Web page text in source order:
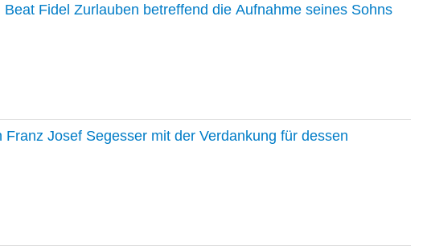
Fidel Zurlauben betreffend die Aufnahme seines Sohns
Josef Segesser mit der Verdankung für dessen